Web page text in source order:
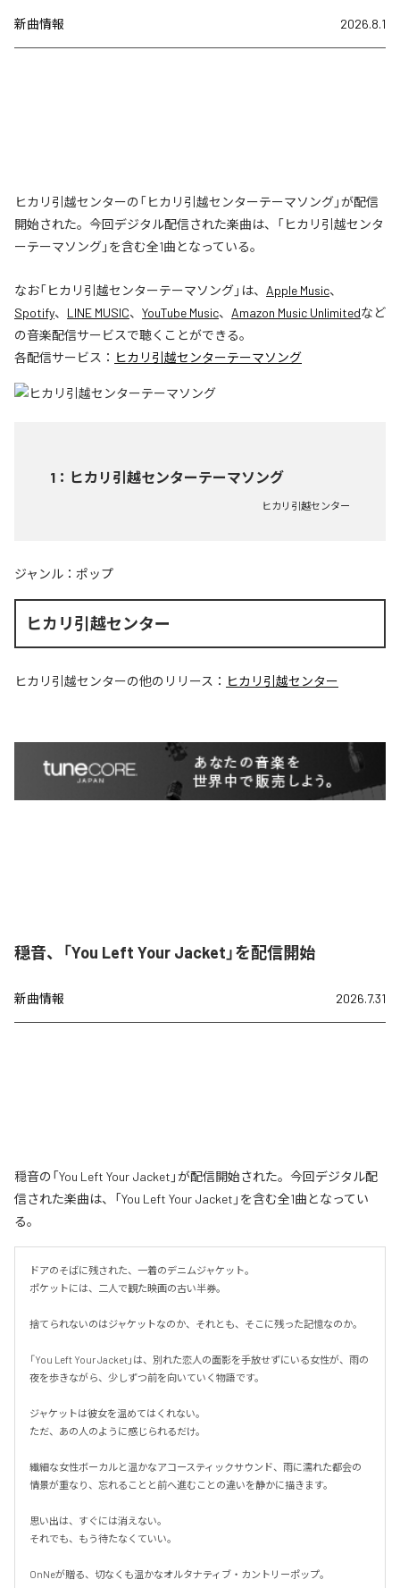
新曲情報 2026.8.1
ヒカリ引越センターの「ヒカリ引越センターテーマソング」が配信
開始された。今回デジタル配信された楽曲は、「ヒカリ引越センタ
ーテーマソング」を含む全1曲となっている。
なお「ヒカリ引越センターテーマソング」は、 Apple Music、
Spotify、 LINE MUSIC、 YouTube Music、 Amazon Music Unlimitedなど
の音楽配信サービスで聴くことができる。
各配信サービス： ヒカリ引越センターテーマソング
1 ： ヒカリ引越センターテーマソング
ヒカリ引越センター
ジャンル： ポップ
ヒカリ引越センター
ヒカリ引越センターの他のリリース： ヒカリ引越センター
穏音、「You Left Your Jacket」を配信開始
新曲情報 2026.7.31
穏音の「You Left Your Jacket」が配信開始された。今回デジタル配
信された楽曲は、「You Left Your Jacket」を含む全1曲となってい
る。
ドアのそばに残された、一着のデニムジャケット。
ポケットには、二人で観た映画の古い半券。
捨てられないのはジャケットなのか、それとも、そこに残った記憶なのか。
「You Left Your Jacket」は、別れた恋人の面影を手放せずにいる女性が、雨の
夜を歩きながら、少しずつ前を向いていく物語です。
ジャケットは彼女を温めてはくれない。
ただ、あの人のように感じられるだけ。
繊細な女性ボーカルと温かなアコースティックサウンド、雨に濡れた都会の
情景が重なり、忘れることと前へ進むことの違いを静かに描きます。
思い出は、すぐには消えない。
それでも、もう待たなくていい。
OnNeが贈る、切なくも温かなオルタナティブ・カントリーポップ。